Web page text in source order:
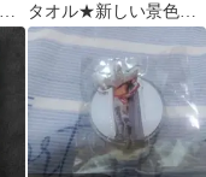
タオル★新しい景色見
せてくれ！★プロレス